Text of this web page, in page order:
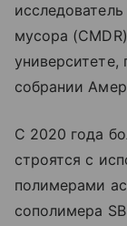
мусора
университете,
собрании
С 2020 года
строятся с
полимерами
сополимера